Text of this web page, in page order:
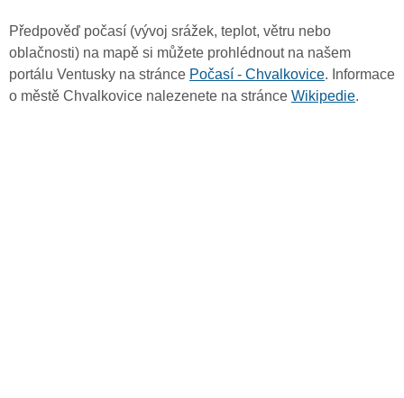
Předpověď počasí (vývoj srážek, teplot, větru nebo
oblačnosti) na mapě si můžete prohlédnout na našem
portálu Ventusky na stránce Počasí - Chvalkovice. Informace
o městě Chvalkovice nalezenete na stránce Wikipedie.